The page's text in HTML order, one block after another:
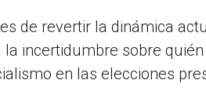
de revertir la dinámica
incertidumbre sobre
en las elecciones